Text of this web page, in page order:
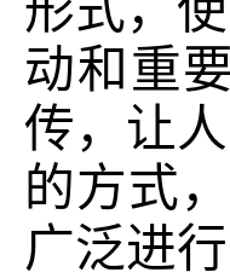
动和重
传，让
的方式
广泛进